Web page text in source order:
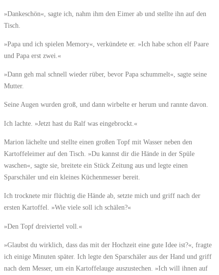
»Dankeschön«, sagte ich, nahm ihm den Eimer ab und stellte ihn auf den
Tisch.
»Papa und ich spielen Memory«, verkündete er. »Ich habe schon elf Paare
und Papa erst zwei.«
»Dann geh mal schnell wieder rüber, bevor Papa schummelt«, sagte seine
Mutter.
Seine Augen wurden groß, und dann wirbelte er herum und rannte davon.
Ich lachte. »Jetzt hast du Ralf was eingebrockt.«
Marion lächelte und stellte einen großen Topf mit Wasser neben den
Kartoffeleimer auf den Tisch. »Du kannst dir die Hände in der Spüle
waschen«, sagte sie, breitete ein Stück Zeitung aus und legte einen
Sparschäler und ein kleines Küchenmesser bereit.
Ich trocknete mir flüchtig die Hände ab, setzte mich und griff nach der
ersten Kartoffel. »Wie viele soll ich schälen?«
»Den Topf dreiviertel voll.«
»Glaubst du wirklich, dass das mit der Hochzeit eine gute Idee ist?«, fragte
ich einige Minuten später. Ich legte den Sparschäler aus der Hand und griff
nach dem Messer, um ein Kartoffelauge auszustechen. »Ich will ihnen auf